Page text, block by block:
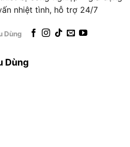
sau.
Kìm bấm Tolsen
Kìm bấm Tolsen 10049
sử dụng cơ bản cũng như
này một cách an toàn,
10049 lâu dài và bền bỉ.
nhiệt tình, hỗ trợ 24/7
Dùng
Dùng